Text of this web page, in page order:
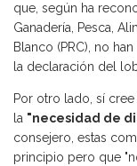
que, según ha
Ganadería, Pesca,
Blanco (PRC), no
la declaración del
Por otro lado, sí
la "necesidad de
consejero, estas
principio pero que